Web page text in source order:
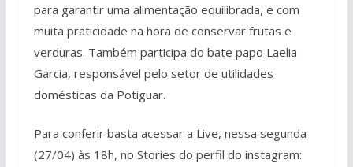
para garantir uma alimentação equilibrada, e com
muita praticidade na hora de conservar frutas e
verduras. Também participa do bate papo Laelia
Garcia, responsável pelo setor de utilidades
domésticas da Potiguar.
Para conferir basta acessar a Live, nessa segunda
(27/04) às 18h, no Stories do perfil do instagram: